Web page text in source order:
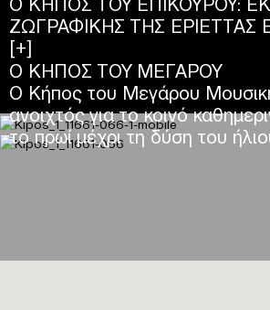
ΖΩΓΡΑΦΙΚΗΣ ΤΗΣ
[+]
Ο ΚΗΠΟΣ ΤΟΥ ΜΕΓΑΡΟΥ
Ο Κήπος του Μεγάρου
ανοιχτός για το κοινό
το πρωί μέχρι τη δύση του